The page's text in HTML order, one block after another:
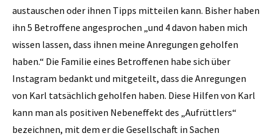
austauschen oder ihnen Tipps mitteilen kann. Bisher haben
ihn 5 Betroffene angesprochen „und 4 davon haben mich
wissen lassen, dass ihnen meine Anregungen geholfen
haben.“ Die Familie eines Betroffenen habe sich über
Instagram bedankt und mitgeteilt, dass die Anregungen
von Karl tatsächlich geholfen haben. Diese Hilfen von Karl
kann man als positiven Nebeneffekt des „Aufrüttlers“
bezeichnen, mit dem er die Gesellschaft in Sachen